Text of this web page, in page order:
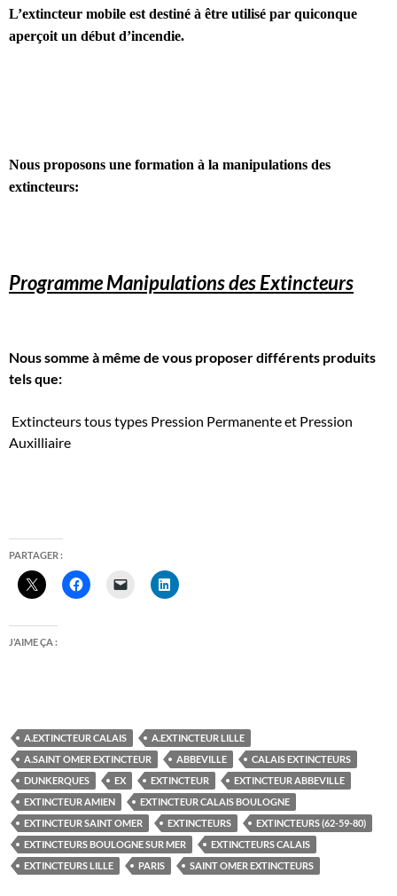
L’extincteur mobile est destiné à être utilisé par quiconque
aperçoit un début d’incendie.
Nous proposons une formation à la manipulations des
extincteurs:
Programme Manipulations des Extincteurs
Nous somme à même de vous proposer différents produits
tels que:
Extincteurs tous types Pression Permanente et Pression
Auxilliaire
PARTAGER :
J’AIME ÇA :
A.EXTINCTEUR CALAIS
A.EXTINCTEUR LILLE
A.SAINT OMER EXTINCTEUR
ABBEVILLE
CALAIS EXTINCTEURS
DUNKERQUES
EX EXTINCTEUR
EXTINCTEUR ABBEVILLE
EXTINCTEUR AMIEN
EXTINCTEUR CALAIS BOULOGNE
EXTINCTEUR SAINT OMER
EXTINCTEURS
EXTINCTEURS (62-59-80)
EXTINCTEURS BOULOGNE SUR MER
EXTINCTEURS CALAIS
EXTINCTEURS LILLE
PARIS SAINT OMER EXTINCTEURS